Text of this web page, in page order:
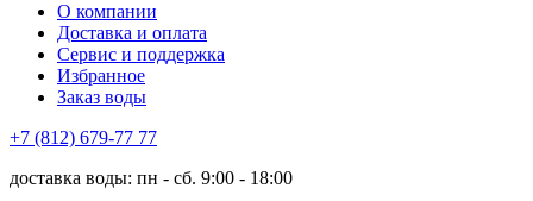
О компании
Доставка и оплата
Сервис и поддержка
Избранное
Заказ воды
+7 (812) 679-77 77
доставка воды: пн - сб. 9:00 - 18:00